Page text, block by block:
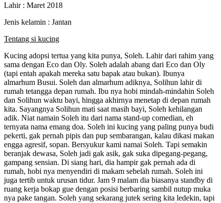
Lahir : Maret 2018
Jenis kelamin : Jantan
Tentang si kucing
Kucing adopsi tertua yang kita punya, Soleh. Lahir dari rahim yang
sama dengan Eco dan Oly. Soleh adalah abang dari Eco dan Oly
(tapi entah apakah mereka satu bapak atau bukan). Ibunya
almarhum Busui. Soleh dan almarhum adiknya, Solihun lahir di
rumah tetangga depan rumah. Ibu nya hobi mindah-mindahin Soleh
dan Solihun waktu bayi, hingga akhirnya menetap di depan rumah
kita. Sayangnya Solihun mati saat masih bayi, Soleh kehilangan
adik. Niat namain Soleh itu dari nama stand-up comedian, eh
ternyata nama emang doa. Soleh ini kucing yang paling punya budi
pekerti, gak pernah pipis dan pup sembarangan, kalau dikasi makan
engga agresif, sopan. Bersyukur kami namai Soleh. Tapi semakin
beranjak dewasa, Soleh jadi gak asik, gak suka dipegang-pegang,
gampang sensian. Di siang hari, dia hampir gak pernah ada di
rumah, hobi nya menyendiri di makam sebelah rumah. Soleh ini
juga tertib untuk urusan tidur. Jam 9 malam dia biasanya standby di
ruang kerja bokap gue dengan posisi berbaring sambil nutup muka
nya pake tangan. Soleh yang sekarang jutek sering kita ledekin, tapi